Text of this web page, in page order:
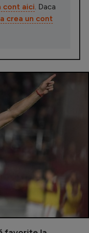
cont aici . Daca
crea un cont